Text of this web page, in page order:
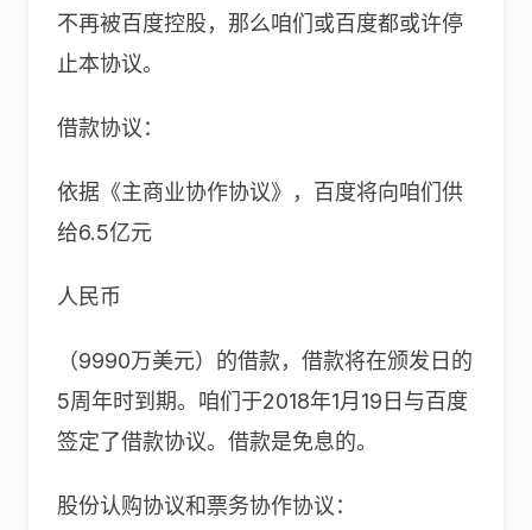
不再被百度控股，那么咱们或百度都或许停
止本协议。
借款协议：
依据《主商业协作协议》，百度将向咱们供
给6.5亿元
人民币
（9990万美元）的借款，借款将在颁发日的
5周年时到期。咱们于2018年1月19日与百度
签定了借款协议。借款是免息的。
股份认购协议和票务协作协议：